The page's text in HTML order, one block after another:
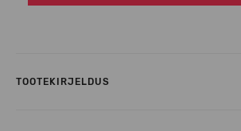
TOOTEKIRJELDUS